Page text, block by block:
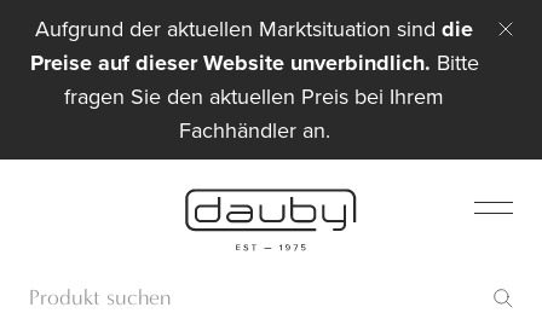
Aufgrund der aktuellen Marktsituation sind die
Preise auf dieser Website unverbindlich. Bitte
fragen Sie den aktuellen Preis bei Ihrem
Fachhändler an.